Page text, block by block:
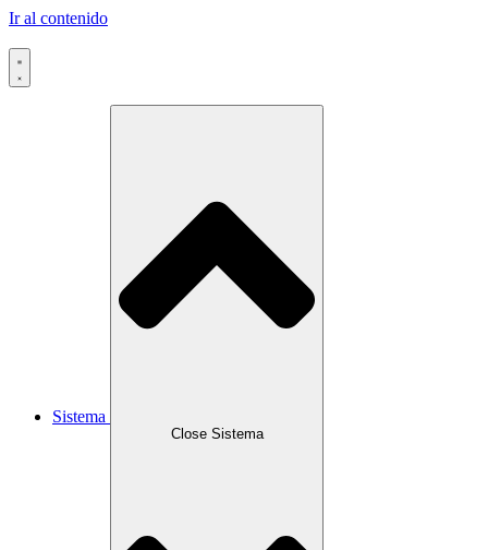
Ir al contenido
Sistema
Close Sistema